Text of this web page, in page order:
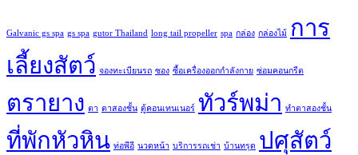
Galvanic gs spa gs spa gutor Thailand long tail propeller spa กล่อง กล่องไม้
การ
เลี้ยงสัตว์ จองทะเบียนรถ ซอง ซื้อเครื่องออกกำลังกาย ซ่อมคอนกรีต
ตรายาง ตา ตาสองชั้น ตู้คอนเทนเนอร์ ทัวร์พม่า ทำตาสองชั้น
ที่พักหัวหิน ท่อพีอี นวดหน้า บริการรถเช่า บ้านทรุด ปศุสัตว์